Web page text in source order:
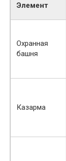
Элемент
Охранная
башня
Казарма